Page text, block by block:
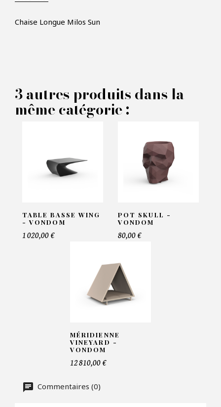
FAIRE UNE OFFRE
Chaise Longue Milos Sun -
Vondom
Nom*
Nombre de produit*
Offre*
Chaise Longue Milos Sun
3 autres produits dans la
même catégorie :
TABLE BASSE WING
- VONDOM
1 020,00 €
POT SKULL -
VONDOM
80,00 €
MÉRIDIENNE
VINEYARD -
VONDOM
12 810,00 €
Commentaires (0)